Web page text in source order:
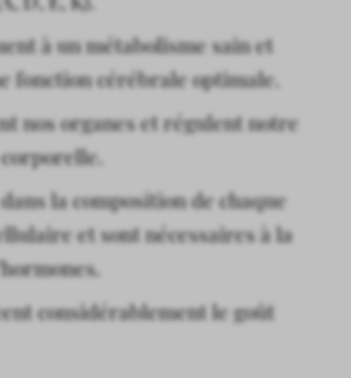
à un métabolisme sain et
fonction cérébrale optimale.
nos organes et régulent notre
la composition de chaque
et sont nécessaires à la
considérablement le goût